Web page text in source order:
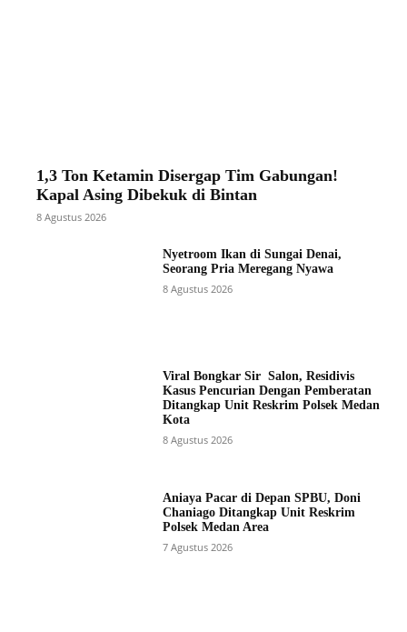
1,3 Ton Ketamin Disergap Tim Gabungan!
Kapal Asing Dibekuk di Bintan
8 Agustus 2026
Nyetroom Ikan di Sungai Denai,
Seorang Pria Meregang Nyawa
8 Agustus 2026
Viral Bongkar Sir Salon, Residivis
Kasus Pencurian Dengan Pemberatan
Ditangkap Unit Reskrim Polsek Medan
Kota
8 Agustus 2026
Aniaya Pacar di Depan SPBU, Doni
Chaniago Ditangkap Unit Reskrim
Polsek Medan Area
7 Agustus 2026